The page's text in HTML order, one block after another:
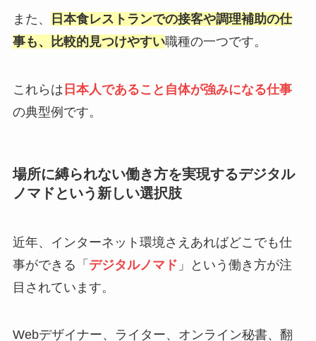
また、
日本食レストランでの接客や調理補助の仕
事も、比較的見つけやすい職種の一つです。
これらは 日本人であること自体が強みになる仕事
の典型例です。
場所に縛られない働き方を実現するデジタル
ノマドという新しい選択肢
近年、インターネット環境さえあればどこでも仕
事ができる「 デジタルノマド 」という働き方が注
目されています。
Webデザイナー、ライター、オンライン秘書、翻